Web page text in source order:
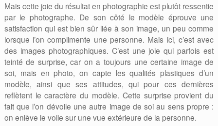
Mais cette joie du résultat en photographie est plutôt ressentie
par le photographe. De son côté le modèle éprouve une
satisfaction qui est bien sûr liée à son image, un peu comme
lorsque l’on complimente une personne. Mais ici, c’est avec
des images photographiques. C’est une joie qui parfois est
teinté de surprise, car on a toujours une certaine image de
soi, mais en photo, on capte les qualités plastiques d’un
modèle, ainsi que ses attitudes, qui pour ces dernières
reflètent le caractère du modèle. Cette surprise provient du
fait que l’on dévoile une autre image de soi au sens propre :
on enlève le voile sur une vue extérieure de la personne.